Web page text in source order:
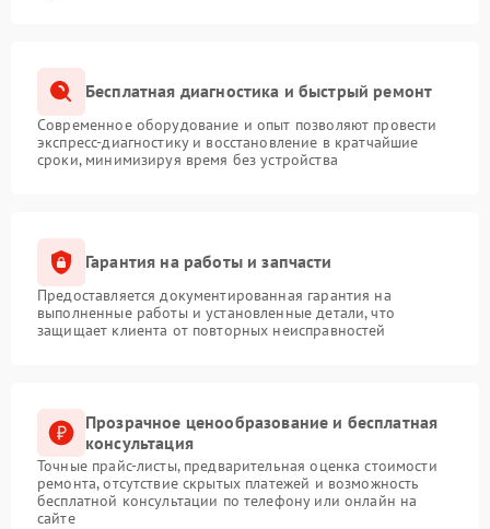
Бесплатная диагностика и быстрый ремонт
Современное оборудование и опыт позволяют провести
экспресс-диагностику и восстановление в кратчайшие
сроки, минимизируя время без устройства
Гарантия на работы и запчасти
Предоставляется документированная гарантия на
выполненные работы и установленные детали, что
защищает клиента от повторных неисправностей
Прозрачное ценообразование и бесплатная
консультация
Точные прайс-листы, предварительная оценка стоимости
ремонта, отсутствие скрытых платежей и возможность
бесплатной консультации по телефону или онлайн на
сайте